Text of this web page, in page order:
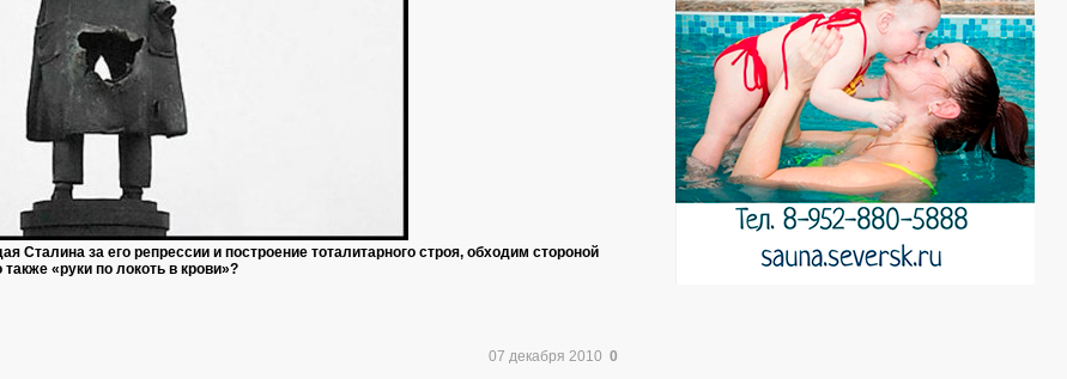
Сталина за его репрессии и построение тоталитарного строя, обходим стороной
также «руки по локоть в крови»?
07 декабря 2010 0